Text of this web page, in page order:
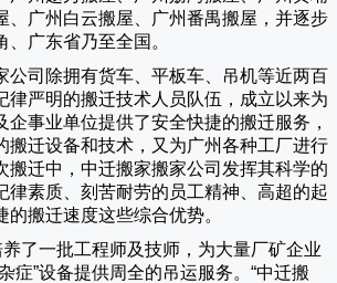
、广州白云搬屋、广州番禺搬屋，并逐步
广东省乃至全国。
公司除拥有货车、平板车、吊机等近两百
律严明的搬迁技术人员队伍，成立以来为
企事业单位提供了安全快捷的搬迁服务，
搬迁设备和技术，又为广州各种工厂进行
搬迁中， 中迁搬家搬家公司发挥其科学的
律素质、刻苦耐劳的员工精神、高超的起
搬迁速度这些综合优势。
养了一批工程师及技师，为大量厂矿企业
症”设备提供周全的吊运服务。“中迁搬